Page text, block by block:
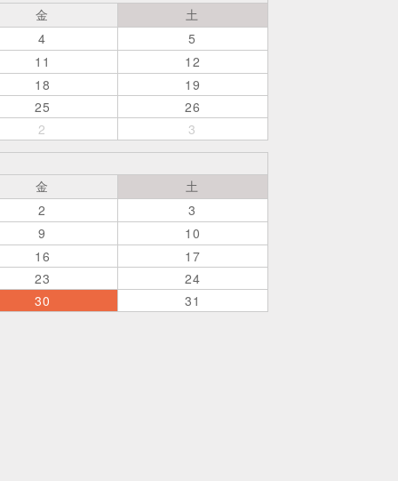
金
土
4
5
11
12
18
19
25
26
2
3
金
土
2
3
9
10
16
17
23
24
30
31